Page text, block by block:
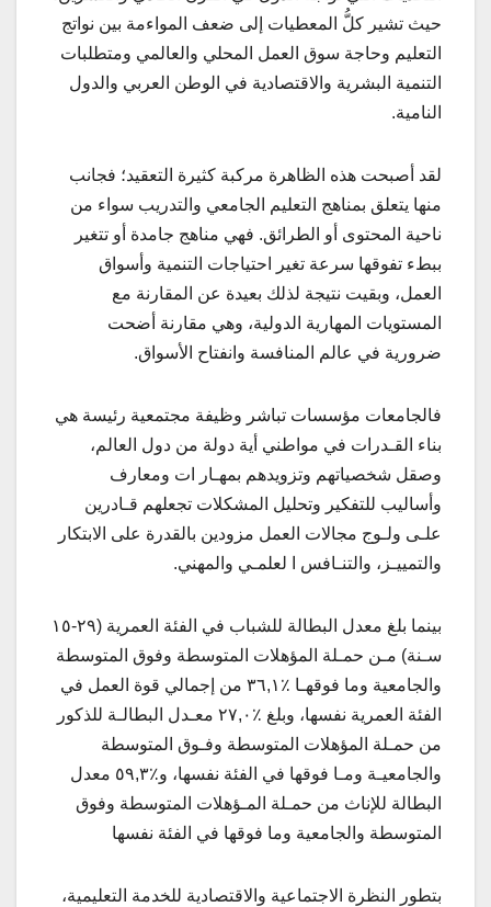
حيث تشير كلُّ المعطيات إلى ضعف المواءمة بين نواتج
التعليم وحاجة سوق العمل المحلي والعالمي ومتطلبات
التنمية البشرية والاقتصادية في الوطن العربي والدول
النامية.
لقد أصبحت هذه الظاهرة مركبة كثيرة التعقيد؛ فجانب
منها يتعلق بمناهج التعليم الجامعي والتدريب سواء من
ناحية المحتوى أو الطرائق. فهي مناهج جامدة أو تتغير
ببطء تفوقها سرعة تغير احتياجات التنمية وأسواق
العمل، وبقيت نتيجة لذلك بعيدة عن المقارنة مع
المستويات المهارية الدولية، وهي مقارنة أضحت
ضرورية في عالم المنافسة وانفتاح الأسواق.
فالجامعات مؤسسات تباشر وظيفة مجتمعية رئيسة هي
بناء القـدرات في مواطني أية دولة من دول العالم،
وصقل شخصياتهم وتزويدهم بمهـار ات ومعارف
وأساليب للتفكير وتحليل المشكلات تجعلهم قـادرين
علـى ولـوج مجالات العمل مزودين بالقدرة على الابتكار
والتمييـز، والتنـافس ا لعلمـي والمهني.
بينما بلغ معدل البطالة للشباب في الفئة العمرية (٢٩-١٥
سـنة) مـن حمـلة المؤهلات المتوسطة وفوق المتوسطة
والجامعية وما فوقهـا ٪٣٦,١ من إجمالي قوة العمل في
الفئة العمرية نفسها، وبلغ ٪٢٧,٠ معـدل البطالـة للذكور
من حمـلة المؤهلات المتوسطة وفـوق المتوسطة
والجامعيـة ومـا فوقها في الفئة نفسها، و٪٥٩,٣ معدل
البطالة للإناث من حمـلة المـؤهلات المتوسطة وفوق
المتوسطة والجامعية وما فوقها في الفئة نفسها
بتطور النظرة الاجتماعية والاقتصادية للخدمة التعليمية،